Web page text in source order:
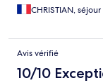
CHRISTIAN,
Avis vérifié
10/10